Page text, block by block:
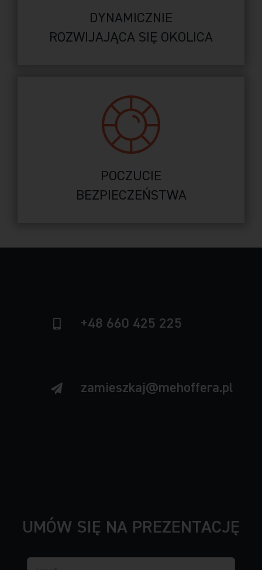
DYNAMICZNIE
ROZWIJAJĄCA SIĘ OKOLICA
POCZUCIE
BEZPIECZEŃSTWA
+48 660 425 225
zamieszkaj@mehoffera.pl
UMÓW SIĘ NA PREZENTACJĘ